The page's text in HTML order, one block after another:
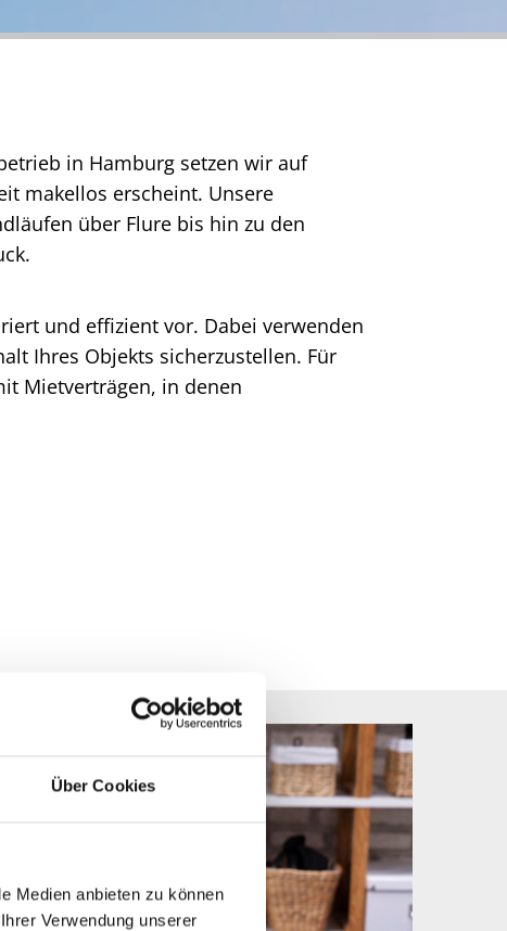
Über Cookies
Medien anbieten zu können
Verwendung unserer
in Hamburg setzen wir auf
makellos erscheint. Unsere
über Flure bis hin zu den
und effizient vor. Dabei verwenden
Ihres Objekts sicherzustellen. Für
Mietverträgen, in denen